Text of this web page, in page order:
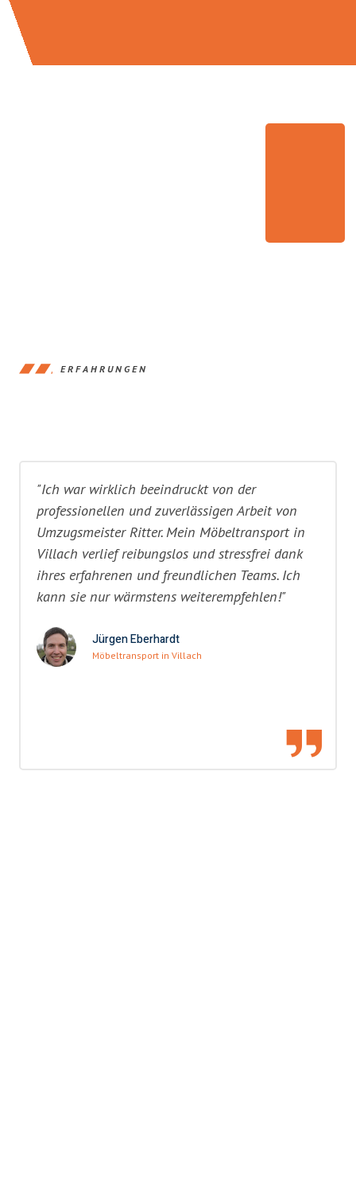
ERFAHRUNGEN
"Ich war wirklich beeindruckt von der
professionellen und zuverlässigen Arbeit von
Umzugsmeister Ritter. Mein Möbeltransport in
Villach verlief reibungslos und stressfrei dank
ihres erfahrenen und freundlichen Teams. Ich
kann sie nur wärmstens weiterempfehlen!"
Jürgen Eberhardt
Möbeltransport in Villach